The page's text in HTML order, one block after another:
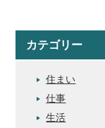
カテゴリー
住まい
仕事
生活